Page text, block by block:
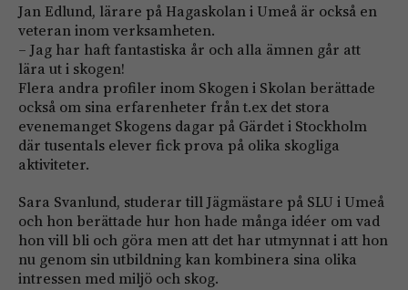
Jan Edlund, lärare på Hagaskolan i Umeå är också en
veteran inom verksamheten.
– Jag har haft fantastiska år och alla ämnen går att
lära ut i skogen!
Flera andra profiler inom Skogen i Skolan berättade
också om sina erfarenheter från t.ex det stora
evenemanget Skogens dagar på Gärdet i Stockholm
där tusentals elever fick prova på olika skogliga
aktiviteter.
Sara Svanlund, studerar till Jägmästare på SLU i Umeå
och hon berättade hur hon hade många idéer om vad
hon vill bli och göra men att det har utmynnat i att hon
nu genom sin utbildning kan kombinera sina olika
intressen med miljö och skog.